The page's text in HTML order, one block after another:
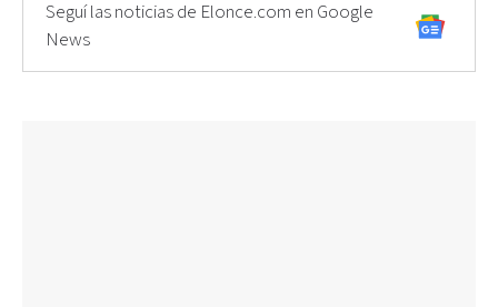
Seguí las noticias de Elonce.com en Google
News